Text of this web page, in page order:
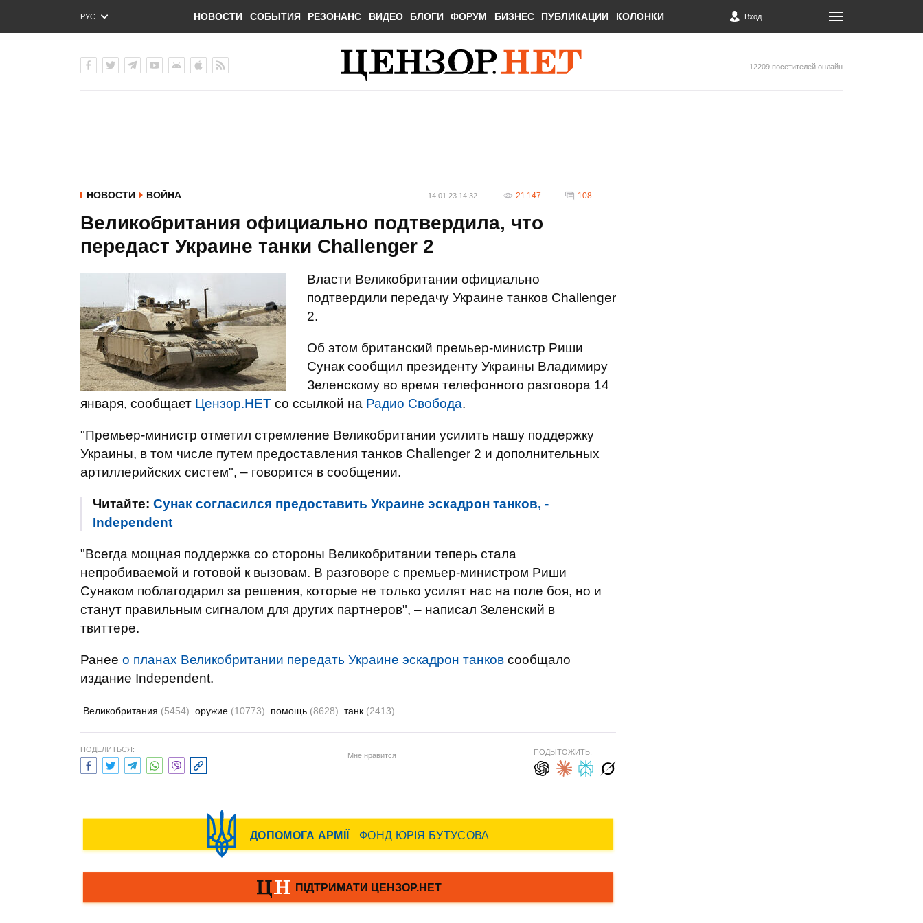
РУС
ENG
НОВОСТИ СОБЫТИЯ РЕЗОНАНС ВИДЕО БЛОГИ ФОРУМ БИЗНЕС ПУБЛИКАЦИИ КОЛОНКИ Вход
12209 посетителей онлайн
НОВОСТИ ВОЙНА 14.01.23 14:32 21 147 108
Великобритания официально подтвердила, что
передаст Украине танки Challenger 2
Власти Великобритании официально
подтвердили передачу Украине танков Challenger
2.
Об этом британский премьер-министр Риши
Сунак сообщил президенту Украины Владимиру
Зеленскому во время телефонного разговора 14
января, сообщает Цензор.НЕТ со ссылкой на Радио Свобода.
"Премьер-министр отметил стремление Великобритании усилить нашу поддержку
Украины, в том числе путем предоставления танков Challenger 2 и дополнительных
артиллерийских систем", – говорится в сообщении.
Читайте: Сунак согласился предоставить Украине эскадрон танков, -
Independent
"Всегда мощная поддержка со стороны Великобритании теперь стала
непробиваемой и готовой к вызовам. В разговоре с премьер-министром Риши
Сунаком поблагодарил за решения, которые не только усилят нас на поле боя, но и
станут правильным сигналом для других партнеров", – написал Зеленский в
твиттере.
Ранее о планах Великобритании передать Украине эскадрон танков сообщало
издание Independent.
Великобритания (5454) оружие (10773) помощь (8628) танк (2413)
ПОДЕЛИТЬСЯ:
Мне нравится ПОДЫТОЖИТЬ: